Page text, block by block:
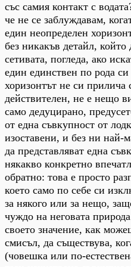
със самия контакт с
че не се заблуждавам,
един неопределен
без никакъв детайл, който
сетивата, погледа, ако
един единствен по рода
хоризонтът не си
действителен, не е нещо
само дедуцирано,
от една съвкупност от
изоставени, и без ни най-
да представляват една
някакво конкретно
обратно: това е просто
което само по себе си
за някого или за нещо,
чуждо на неговата
своето значение, как
смисъл, да съществува,
(човешка или по-